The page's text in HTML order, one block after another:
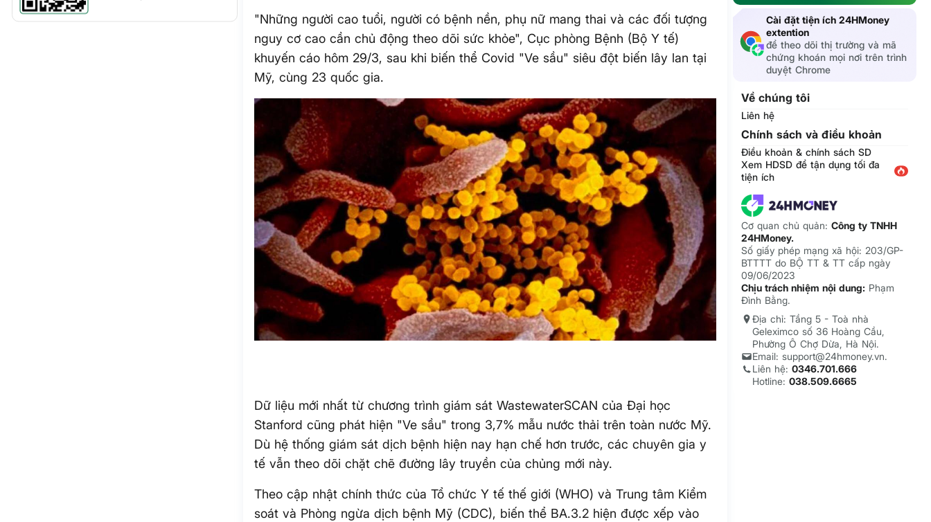
"Những người cao tuổi, người có bệnh nền, phụ nữ mang thai và các đối tượng
nguy cơ cao cần chủ động theo dõi sức khỏe", Cục phòng Bệnh (Bộ Y tế)
khuyến cáo hôm 29/3, sau khi biến thể Covid "Ve sầu" siêu đột biến lây lan tại
Mỹ, cùng 23 quốc gia.
Dữ liệu mới nhất từ chương trình giám sát WastewaterSCAN của Đại học
Stanford cũng phát hiện "Ve sầu" trong 3,7% mẫu nước thải trên toàn nước Mỹ.
Dù hệ thống giám sát dịch bệnh hiện nay hạn chế hơn trước, các chuyên gia y
tế vẫn theo dõi chặt chẽ đường lây truyền của chủng mới này.
Theo cập nhật chính thức của Tổ chức Y tế thế giới (WHO) và Trung tâm Kiểm
soát và Phòng ngừa dịch bệnh Mỹ (CDC), biến thể BA.3.2 hiện được xếp vào
Cài đặt tiện ích 24HMoney
extention
để theo dõi thị trường và mã
chứng khoán mọi nơi trên trình
duyệt Chrome
Về chúng tôi
Liên hệ
Chính sách và điều khoản
Điều khoản & chính sách SD
Xem HDSD để tận dụng tối đa
tiện ích
Cơ quan chủ quản:Công ty TNHH
24HMoney.
Số giấy phép mạng xã hội: 203/GP-
BTTTT do BỘ TT & TT cấp ngày
09/06/2023
Chịu trách nhiệm nội dung: Phạm
Đình Bằng.
Địa chỉ: Tầng 5 - Toà nhà
Geleximco số 36 Hoàng Cầu,
Phường Ô Chợ Dừa, Hà Nội.
Email: support@24hmoney.vn.
Liên hệ:0346.701.666
Hotline:038.509.6665